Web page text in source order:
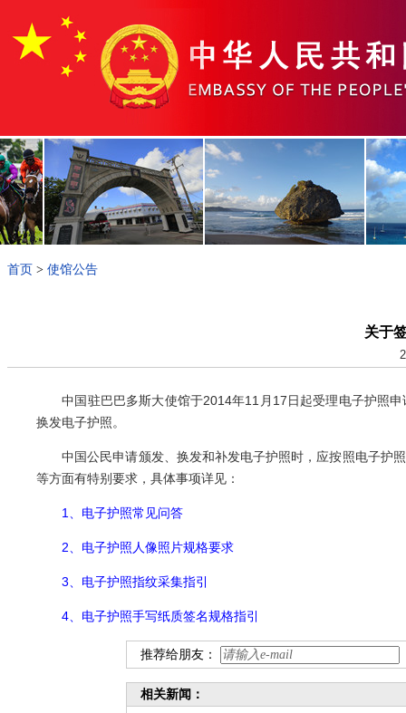
首页 > 使馆公告
关于
中国驻巴巴多斯大使馆于2014年11月17日起受理电子护照申
换发电子护照。
中国公民申请颁发、换发和补发电子护照时，应按照电子护
等方面有特别要求，具体事项详见：
1、电子护照常见问答
2、电子护照人像照片规格要求
3、电子护照指纹采集指引
4、电子护照手写纸质签名规格指引
推荐给朋友：
相关新闻：